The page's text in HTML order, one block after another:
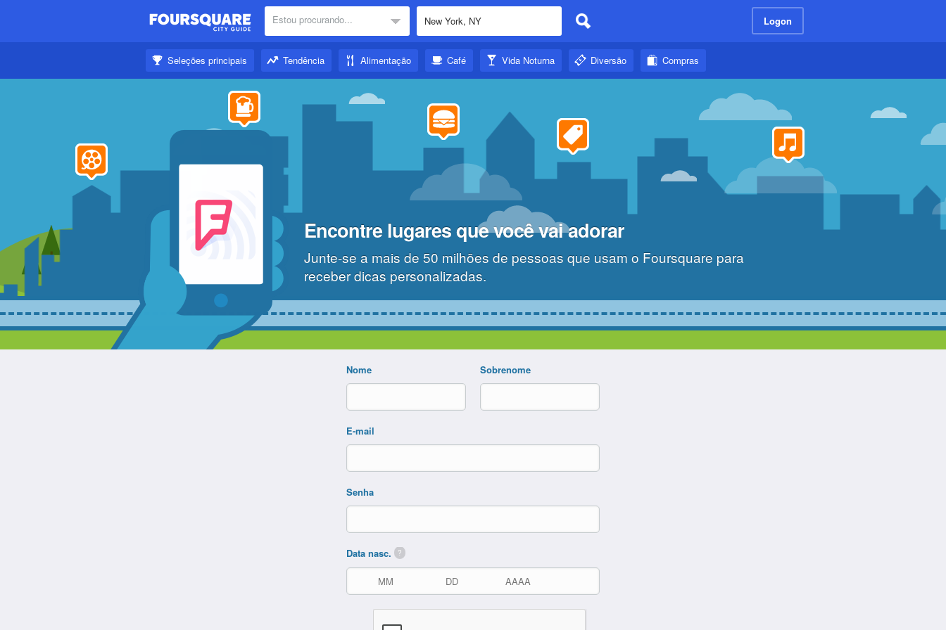
Estou procurando... Logon
Inspire-se:
Seleções principais Tendência Alimentação Café Vida Noturna Diversão Compras
Encontre lugares que você vai adorar
Junte-se a mais de 50 milhões de pessoas que usam o Foursquare para
receber dicas personalizadas.
Nome Sobrenome
E-mail
Senha
Data nasc. ?